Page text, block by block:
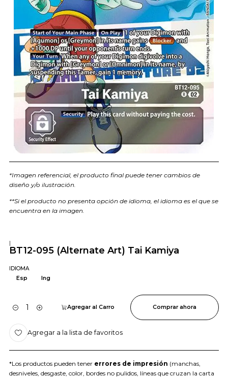
*Imagen referencial, el producto final puede tener cambios de
diseño y/o ilustración.
**Si el producto no presenta opción de idioma, el idioma es el que se
encuentra en la imagen.
|
BT12-095 (Alternate Art) Tai Kamiya
IDIOMA
Esp
Ing
Cantidad
Agregar al Carro Comprar ahora
Agregar a la lista de favoritos
*Los productos pueden tener errores de impresión (manchas,
desniveles, desgaste, color, bordes no pulidos, líneas que cruzan la carta